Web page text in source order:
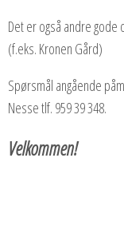
Det er også andre
(f.eks. Kronen Gård)
Spørsmål angående
Nesse tlf. 959 39 348.
Velkommen!